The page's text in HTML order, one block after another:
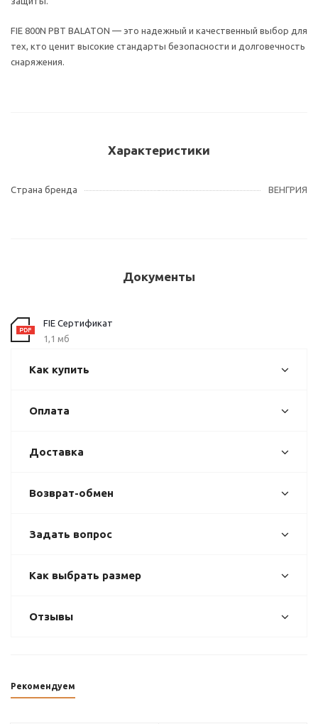
FIE 800N PBT BALATON — это надежный и качественный выбор для
тех, кто ценит высокие стандарты безопасности и долговечность
снаряжения.
Характеристики
Страна бренда ВЕНГРИЯ
Документы
FIE Сертификат
1,1 мб
Как купить
Оплата
Доставка
Возврат-обмен
Задать вопрос
Как выбрать размер
Отзывы
Рекомендуем